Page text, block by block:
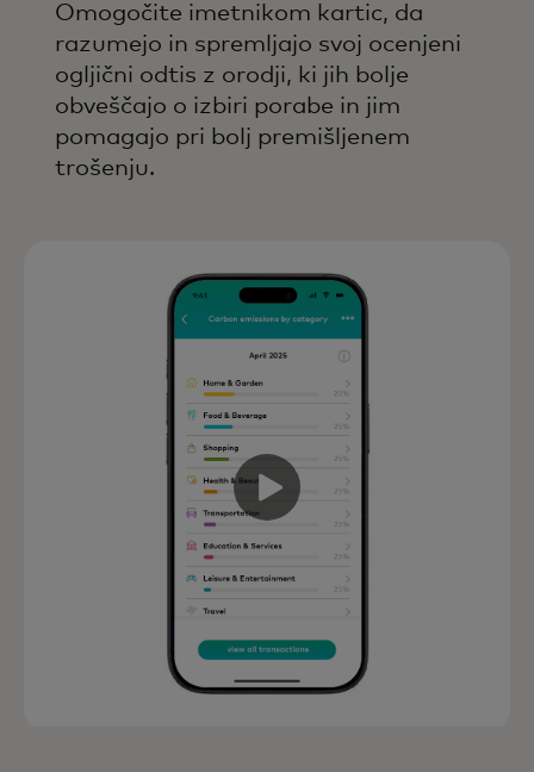
Omogočite imetnikom kartic, da
razumejo in spremljajo svoj ocenjeni
ogljični odtis z orodji, ki jih bolje
obveščajo o izbiri porabe in jim
pomagajo pri bolj premišljenem
trošenju.